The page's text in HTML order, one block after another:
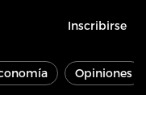
Inscribirse
Opiniones